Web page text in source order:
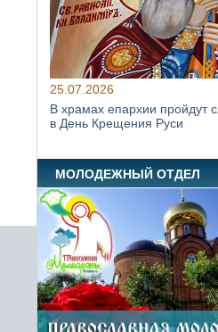
25.07.2026
В храмах епархии пройдут
в День Крещения Руси
МОЛОДЕЖНЫЙ ОТДЕЛ